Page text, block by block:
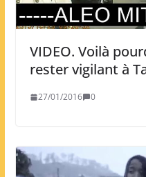
VIDEO. Voilà
rester vigilant à
27/01/2016 0